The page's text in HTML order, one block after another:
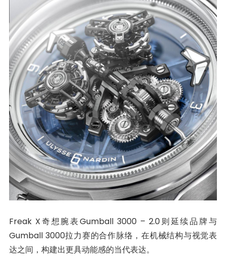
Freak X奇想腕表Gumball 3000 – 2.0则延续品牌与
Gumball 3000拉力赛的合作脉络，在机械结构与视觉表
达之间，构建出更具动能感的当代表达。